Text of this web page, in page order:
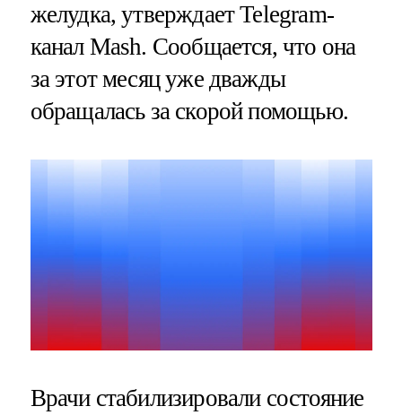
желудка, утверждает Telegram-
канал Mash. Сообщается, что она
за этот месяц уже дважды
обращалась за скорой помощью.
Врачи стабилизировали состояние